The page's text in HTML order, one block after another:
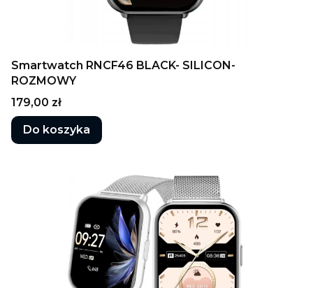
Smartwatch RNCF46 BLACK- SILICON-
ROZMOWY
Cena
179,00 zł
Do koszyka